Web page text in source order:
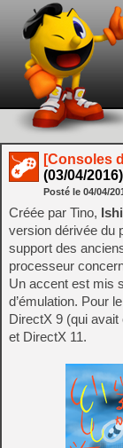
[Consoles
(03/04/2016)
Posté le 04/04/
Créée par Tino,
version dérivée du
support des
processeur
Un accent est mis
d’émulation. Pour
DirectX 9 (qui avait
et DirectX 11.